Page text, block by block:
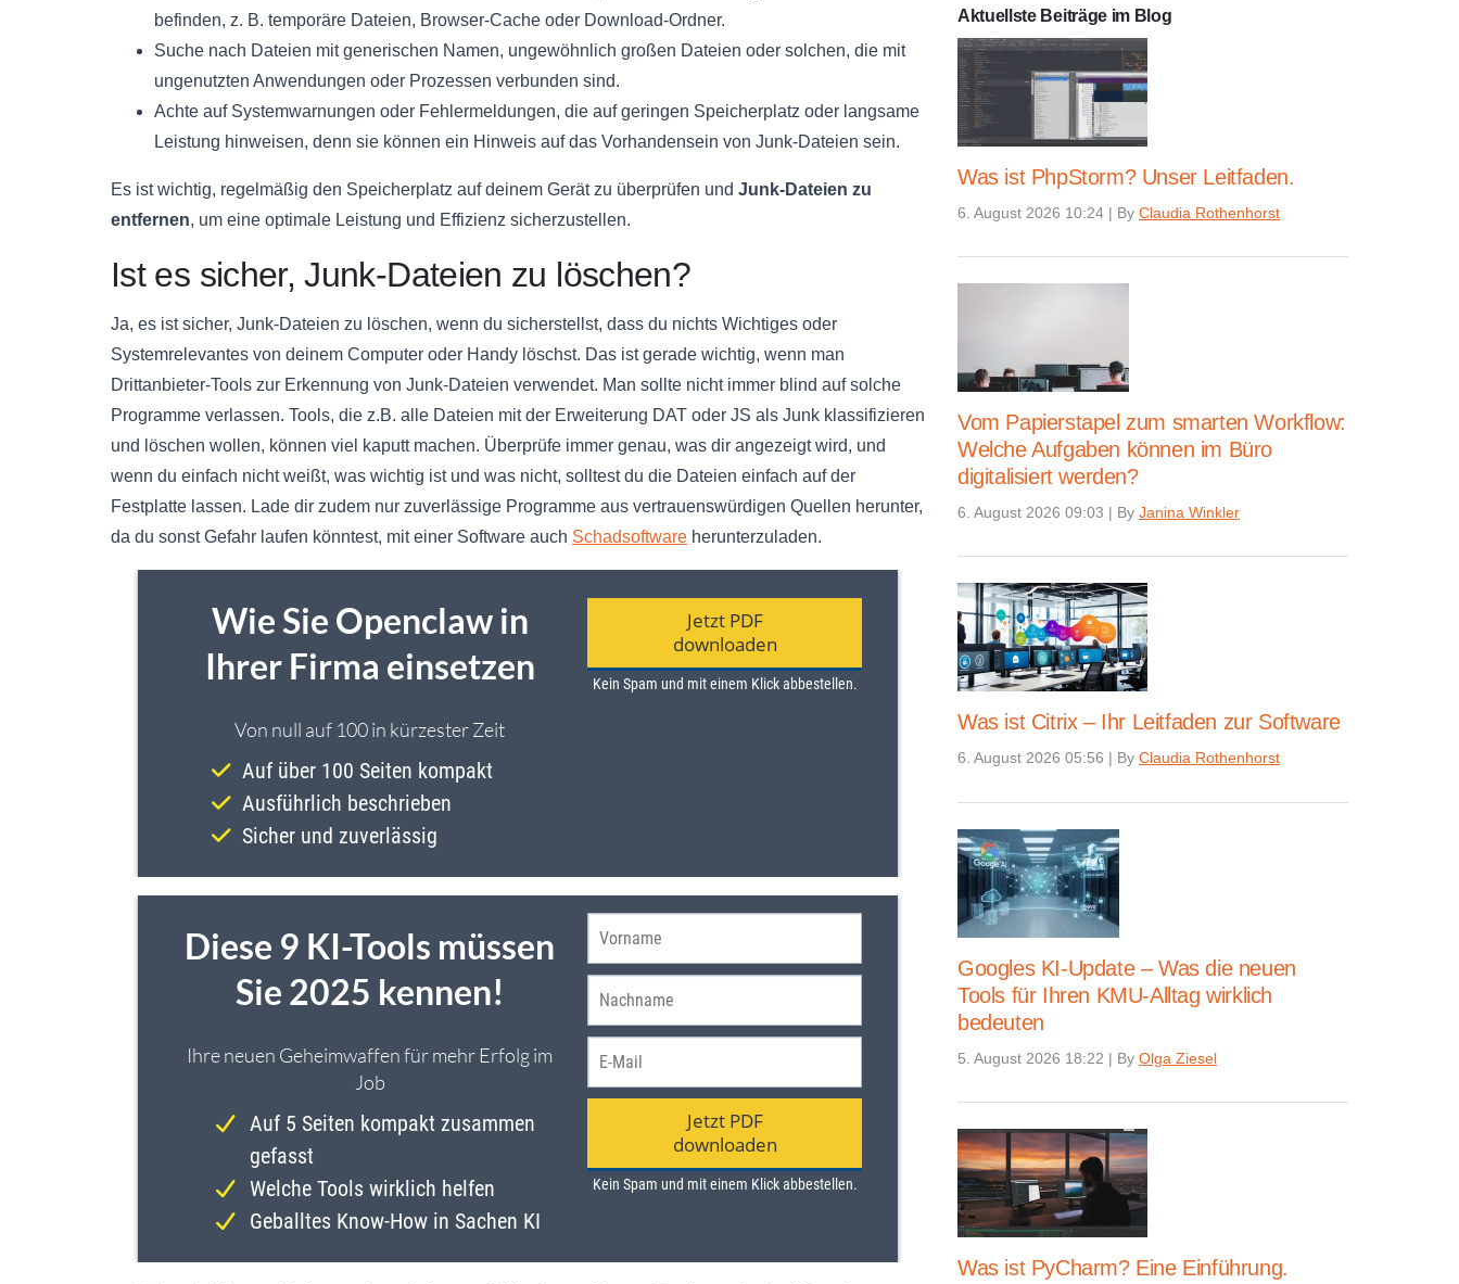
befinden, z. B. temporäre Dateien, Browser-Cache oder Download-Ordner.
Suche nach Dateien mit generischen Namen, ungewöhnlich großen Dateien oder solchen, die mit
ungenutzten Anwendungen oder Prozessen verbunden sind.
Achte auf Systemwarnungen oder Fehlermeldungen, die auf geringen Speicherplatz oder langsame
Leistung hinweisen, denn sie können ein Hinweis auf das Vorhandensein von Junk-Dateien sein.
Es ist wichtig, regelmäßig den Speicherplatz auf deinem Gerät zu überprüfen und Junk-Dateien zu
entfernen, um eine optimale Leistung und Effizienz sicherzustellen.
Ist es sicher, Junk-Dateien zu löschen?
Ja, es ist sicher, Junk-Dateien zu löschen, wenn du sicherstellst, dass du nichts Wichtiges oder
Systemrelevantes von deinem Computer oder Handy löschst. Das ist gerade wichtig, wenn man
Drittanbieter-Tools zur Erkennung von Junk-Dateien verwendet. Man sollte nicht immer blind auf solche
Programme verlassen. Tools, die z.B. alle Dateien mit der Erweiterung DAT oder JS als Junk klassifizieren
und löschen wollen, können viel kaputt machen. Überprüfe immer genau, was dir angezeigt wird, und
wenn du einfach nicht weißt, was wichtig ist und was nicht, solltest du die Dateien einfach auf der
Festplatte lassen. Lade dir zudem nur zuverlässige Programme aus vertrauenswürdigen Quellen herunter,
da du sonst Gefahr laufen könntest, mit einer Software auch Schadsoftware herunterzuladen.
Aktuellste Beiträge im Blog
Was ist PhpStorm? Unser Leitfaden.
6. August 2026 10:24 | By Claudia Rothenhorst
Vom Papierstapel zum smarten Workflow:
Welche Aufgaben können im Büro
digitalisiert werden?
6. August 2026 09:03 | By Janina Winkler
Was ist Citrix – Ihr Leitfaden zur Software
6. August 2026 05:56 | By Claudia Rothenhorst
Googles KI-Update – Was die neuen
Tools für Ihren KMU-Alltag wirklich
bedeuten
5. August 2026 18:22 | By Olga Ziesel
Was ist PyCharm? Eine Einführung.